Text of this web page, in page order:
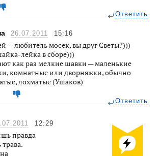
Ответить
26.07.2011 15:16
— любитель мосек, вы друг Светы?)))
лейка в сборе)))
как раз мелкие шавки — маленькие
комнатные или дворняжки, обычно
лохматые (Ушаков)
Ответить
12:29
правда